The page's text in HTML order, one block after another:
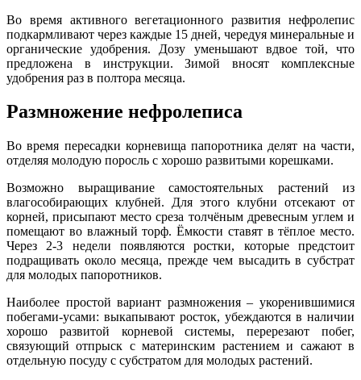
Во время активного вегетационного развития нефролепис
подкармливают через каждые 15 дней, чередуя минеральные и
органические удобрения. Дозу уменьшают вдвое той, что
предложена в инструкции. Зимой вносят комплексные
удобрения раз в полтора месяца.
Размножение нефролеписа
Во время пересадки корневища папоротника делят на части,
отделяя молодую поросль с хорошо развитыми корешками.
Возможно выращивание самостоятельных растений из
влагособирающих клубней. Для этого клубни отсекают от
корней, присыпают место среза толчёным древесным углем и
помещают во влажный торф. Ёмкости ставят в тёплое место.
Через 2-3 недели появляются ростки, которые предстоит
подращивать около месяца, прежде чем высадить в субстрат
для молодых папоротников.
Наиболее простой вариант размножения – укоренившимися
побегами-усами: выкапывают росток, убеждаются в наличии
хорошо развитой корневой системы, перерезают побег,
связующий отпрыск с материнским растением и сажают в
отдельную посуду с субстратом для молодых растений.